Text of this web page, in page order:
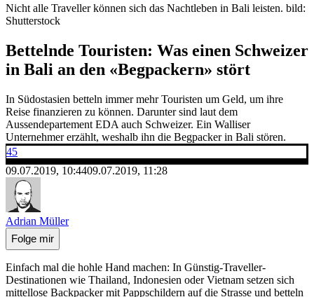
Nicht alle Traveller können sich das Nachtleben in Bali leisten. bild:
Shutterstock
Bettelnde Touristen: Was einen Schweizer
in Bali an den «Begpackern» stört
In Südostasien betteln immer mehr Touristen um Geld, um ihre
Reise finanzieren zu können. Darunter sind laut dem
Aussendepartement EDA auch Schweizer. Ein Walliser
Unternehmer erzählt, weshalb ihn die Begpacker in Bali stören.
45
09.07.2019, 10:4409.07.2019, 11:28
Adrian Müller
Folge mir
Einfach mal die hohle Hand machen: In Günstig-Traveller-
Destinationen wie Thailand, Indonesien oder Vietnam setzen sich
mittellose Backpacker mit Pappschildern auf die Strasse und betteln